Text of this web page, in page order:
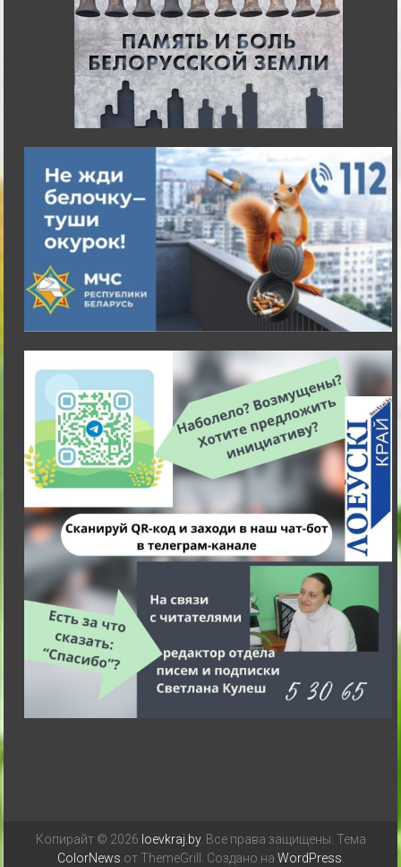
Копирайт © 2026 loevkraj.by. Все права защищены. Тема
ColorNews от ThemeGrill. Создано на WordPress.